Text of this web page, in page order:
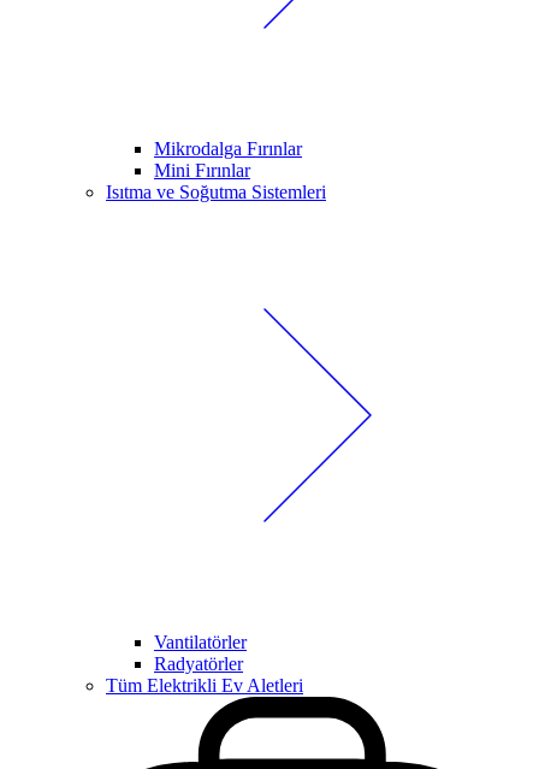
Mikrodalga Fırınlar
Mini Fırınlar
Isıtma ve Soğutma Sistemleri
Vantilatörler
Radyatörler
Tüm Elektrikli Ev Aletleri